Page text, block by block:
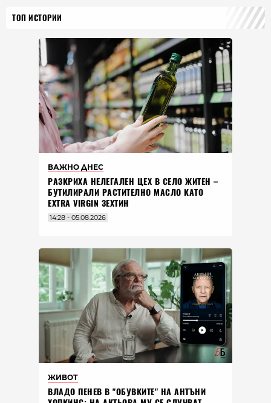
ТОП ИСТОРИИ
ВАЖНО ДНЕС
РАЗКРИХА НЕЛЕГАЛЕН ЦЕХ В СЕЛО ЖИТЕН –
БУТИЛИРАЛИ РАСТИТЕЛНО МАСЛО КАТО
EXTRA VIRGIN ЗЕХТИН
14:28 - 05.08.2026
ЖИВОТ
ВЛАДO ПЕНЕВ В "ОБУВКИТЕ" НА АНТЪНИ